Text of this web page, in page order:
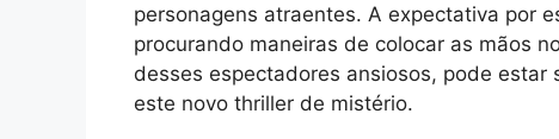
personagens atraentes. A expectativa por
procurando maneiras de colocar as mãos
desses espectadores ansiosos, pode
este novo thriller de mistério.